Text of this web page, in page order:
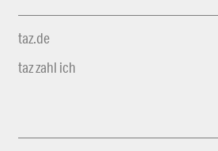
taz.de
taz zahl ich